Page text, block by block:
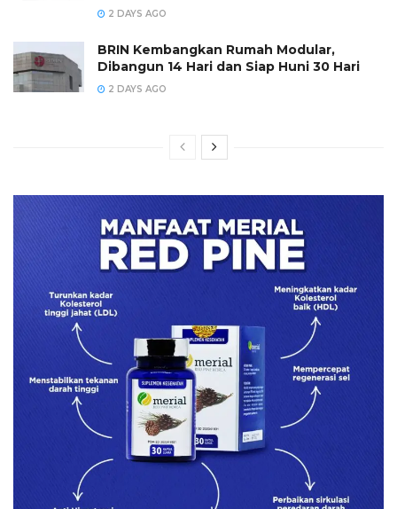
2 DAYS AGO
BRIN Kembangkan Rumah Modular,
Dibangun 14 Hari dan Siap Huni 30 Hari
2 DAYS AGO